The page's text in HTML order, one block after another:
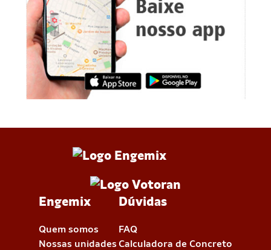
Engemix
Quem somos
Nossas unidades
Dúvidas
FAQ
Calculadora de Concreto